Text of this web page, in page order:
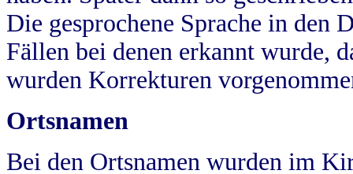
Die gesprochene Sprache in
Fällen bei denen erkannt wurde,
wurden Korrekturen
Ortsnamen
Bei den Ortsnamen wurden im